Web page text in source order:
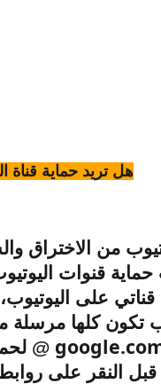
هل تريد حماية قناة
من الاختراق
قنوات
على
تكون كلها مرسلة
@
قبل النقر على